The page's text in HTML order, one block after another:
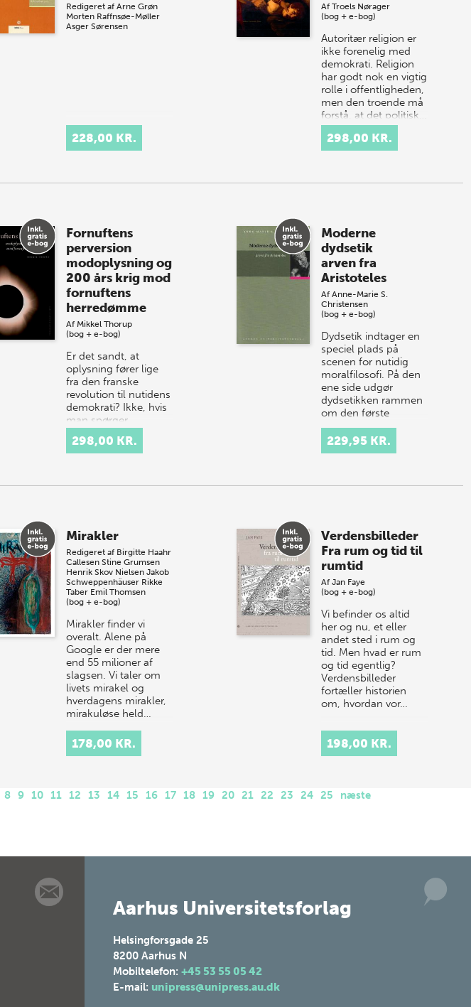
Redigeret af Arne Grøn
Morten Raffnsøe-Møller
Asger Sørensen
228,00 KR.
AfTroels Nørager
(bog + e-bog)
Autoritær religion er
ikke forenelig med
demokrati. Religion
har godt nok en vigtig
rolle i offentligheden,
men den troende må
forstå, at det politisk…
298,00 KR.
Fornuftens
perversion
modoplysning og
200 års krig mod
fornuftens
herredømme
Af Mikkel Thorup
(bog + e-bog)
Er det sandt, at
oplysning fører lige
fra den franske
revolution til nutidens
demokrati? Ikke, hvis
man spørger
som denne bog
298,00 KR.
Moderne
dydsetik
arven fra
Aristoteles
AfAnne-Marie S.
Christensen
(bog + e-bog)
Dydsetik indtager en
speciel plads på
scenen for nutidig
moralfilosofi. På den
ene side udgør
dydsetikken rammen
om den første
vestlige filosofiske
et…
229,95 KR.
Mirakler
Redigeret af Birgitte Haahr
Callesen Stine Grumsen
Henrik Skov Nielsen Jakob
Schweppenhäuser Rikke
Taber Emil Thomsen
(bog + e-bog)
Mirakler finder vi
overalt. Alene på
Google er der mere
end 55 milioner af
slagsen. Vi taler om
livets mirakel og
hverdagens mirakler,
mirakuløse held…
178,00 KR.
Verdensbilleder
Fra rum og tid til
rumtid
AfJan Faye
(bog + e-bog)
Vi befinder os altid
her og nu, et eller
andet sted i rum og
tid. Men hvad er rum
og tid egentlig?
Verdensbilleder
fortæller historien
om, hvordan vor…
198,00 KR.
8 9 10 11 12 13 14 15 16 17 18 19 20 21 22 23 24 25 næste
Aarhus Universitetsforlag
Helsingforsgade 25
8200 Aarhus N
Mobiltelefon: +45 53 55 05 42
E-mail: unipress@unipress.au.dk